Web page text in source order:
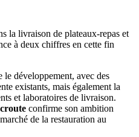
la livraison de plateaux-repas et
à deux chiffres en cette fin
le développement, avec des
existants, mais également la
et laboratoires de livraison.
confirme son ambition
de la restauration au